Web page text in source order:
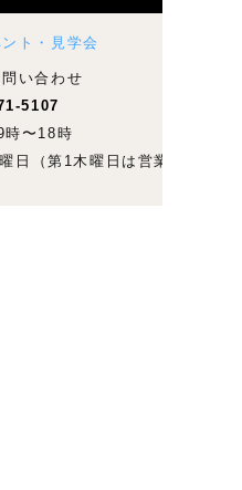
ト・見学会
い合わせ
5107
時〜18時
日（第1木曜日は営業）